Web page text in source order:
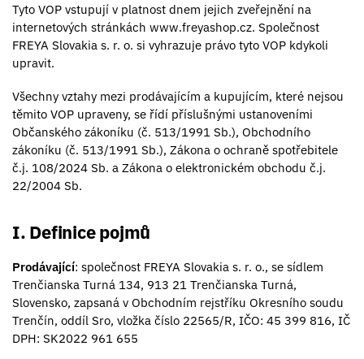
Tyto VOP vstupují v platnost dnem jejich zveřejnění na
internetových stránkách www.freyashop.cz. Společnost
FREYA Slovakia s. r. o. si vyhrazuje právo tyto VOP kdykoli
upravit.
Všechny vztahy mezi prodávajícím a kupujícím, které nejsou
těmito VOP upraveny, se řídí příslušnými ustanoveními
Občanského zákoníku (č. 513/1991 Sb.), Obchodního
zákoníku (č. 513/1991 Sb.), Zákona o ochraně spotřebitele
č.j. 108/2024 Sb. a Zákona o elektronickém obchodu č.j.
22/2004 Sb.
I. Definice pojmů
Prodávající: společnost FREYA Slovakia s. r. o., se sídlem
Trenčianska Turná 134, 913 21 Trenčianska Turná,
Slovensko, zapsaná v Obchodním rejstříku Okresního soudu
Trenčín, oddíl Sro, vložka číslo 22565/R, IČO: 45 399 816, IČ
DPH: SK2022 961 655